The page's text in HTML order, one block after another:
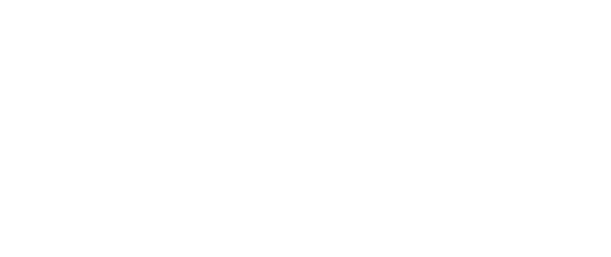
・廣植福田
珍貴的家庭回憶
，一生難忘。
，也有一份感謝守護的虔誠心意
家帶眷前來參香，共同向七娘媽祝壽祈福
家平安、財運亨通、事業順遂、百邪退散。